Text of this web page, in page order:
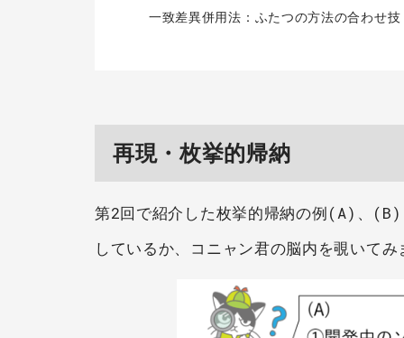
一致差異併用法：ふたつの方法の合わせ技
再現・枚挙的帰納
第2回で紹介した枚挙的帰納の例(A)、
しているか、コニャン君の脳内を覗いてみ